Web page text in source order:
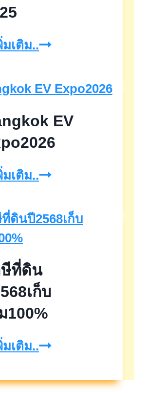
ลด
สูงสุด
50%
มเติม..TILOG-
2025
EV
มเติม..Bangkok
Expo2026
ที่ดิน
เก็บ
100%
มเติม..ภาษี
ปี2568เก็บ